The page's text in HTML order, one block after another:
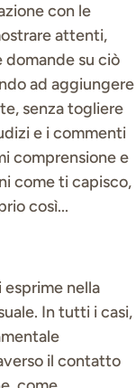
con le
attenti,
su ciò
ad aggiungere
senza togliere
e i commenti
comprensione e
come ti capisco,
così...
esprime nella
In tutti i casi,
il contatto